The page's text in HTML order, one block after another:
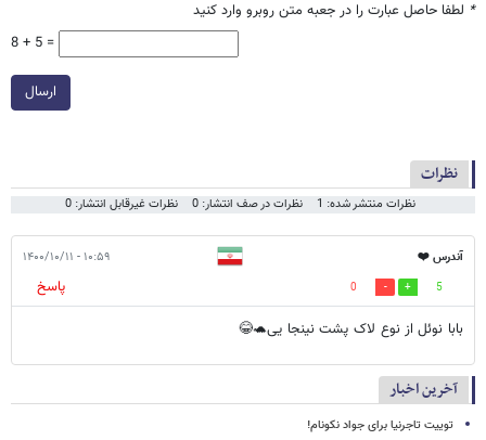
* لطفا حاصل عبارت را در جعبه متن روبرو وارد کنید
8 + 5 =
ارسال
نظرات
نظرات منتشر شده: 1 نظرات در صف انتشار: 0 نظرات غیرقابل انتشار: 0
آندرس ❤️ ۱۰:۵۹ - ۱۴۰۰/۱۰/۱۱
5
0
پاسخ
بابا نوئل از نوع لاک پشت نینجا یی🐢😂
آخرین اخبار
توییت تاجرنیا برای جواد نکونام!